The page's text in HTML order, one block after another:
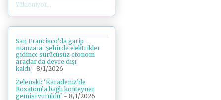
Yükleniyor...
San Francisco'da garip
manzara: Şehirde elektrikler
gidince sürücüsüz otonom
araçlar da devre dışı
kaldı - 8/1/2026
Zelenski: 'Karadeniz’de
Rosatom’a bağlı konteyner
gemisi vuruldu' - 8/1/2026